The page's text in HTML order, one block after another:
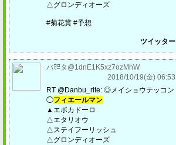
△グロンディオーズ
#菊花賞 #予想
ツイッター
バ㌍タ@1dnE1K5xz7ozMhW
2018/10/19(金) 06:53
RT @Danbu_rite: ◎メイショウテッコン
◯フィエールマン
▲エポカドーロ
△エタリオウ
△ステイフーリッシュ
△グロンディオーズ